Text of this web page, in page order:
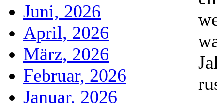
Juni, 2026
April, 2026
März, 2026
Februar, 2026
Januar, 2026